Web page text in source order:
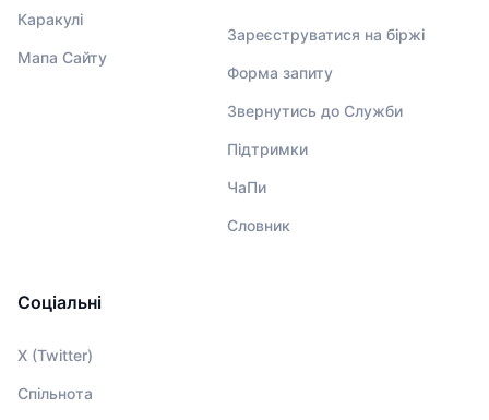
Каракулі
Мапа Сайту
Зареєструватися на біржі
Форма запиту
Звернутись до Служби
Підтримки
ЧаПи
Словник
Соціальні
X (Twitter)
Спільнота